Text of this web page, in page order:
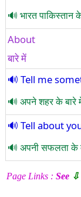
भारत
About
बारे में
Tell me
अपने शहर के
Tell about
अपनी सफलता के
Page Links : See ⇩